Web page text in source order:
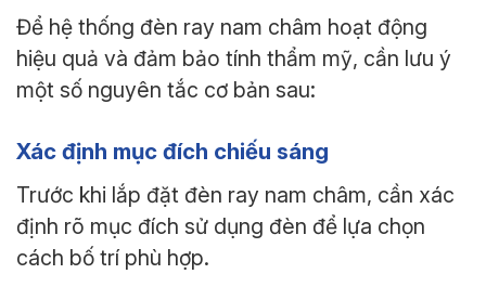
Để hệ thống đèn ray nam châm hoạt động
hiệu quả và đảm bảo tính thẩm mỹ, cần lưu ý
một số nguyên tắc cơ bản sau:
Xác định mục đích chiếu sáng
Trước khi lắp đặt đèn ray nam châm, cần xác
định rõ mục đích sử dụng đèn để lựa chọn
cách bố trí phù hợp.